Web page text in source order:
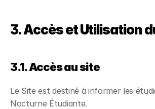
3. Accès et Utilisation
3.1. Accès au site
Le Site est destiné à informer les
Nocturne Étudiante.